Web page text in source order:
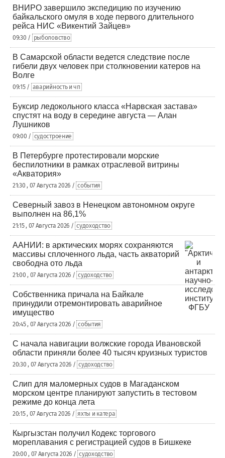
ВНИРО завершило экспедицию по изучению
байкальского омуля в ходе первого длительного
рейса НИС «Викентий Зайцев»
09:30 / рыболовство
В Самарской области ведется следствие после
гибели двух человек при столкновении катеров на
Волге
09:15 / аварийность и чп
Буксир ледокольного класса «Нарвская застава»
спустят на воду в середине августа — Алан
Лушников
09:00 / судостроение
В Петербурге протестировали морские
беспилотники в рамках отраслевой витрины
«Акватория»
21:30 , 07 Августа 2026 / события
Северный завоз в Ненецком автономном округе
выполнен на 86,1%
21:15 , 07 Августа 2026 / судоходство
ААНИИ: в арктических морях сохраняются
массивы сплоченного льда, часть акваторий
свободна ото льда
21:00 , 07 Августа 2026 / судоходство
Собственника причала на Байкале
принудили отремонтировать аварийное
имущество
20:45 , 07 Августа 2026 / события
С начала навигации волжские города Ивановской
области приняли более 40 тысяч круизных туристов
20:30 , 07 Августа 2026 / судоходство
Слип для маломерных судов в Магаданском
морском центре планируют запустить в тестовом
режиме до конца лета
20:15 , 07 Августа 2026 / яхты и катера
Кыргызстан получил Кодекс торгового
мореплавания с регистрацией судов в Бишкеке
20:00 , 07 Августа 2026 / судоходство